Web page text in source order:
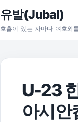
본문으로 건너뛰기
유발(Jubal)
호흡이 있는 자마다 여호와
U-23
아시